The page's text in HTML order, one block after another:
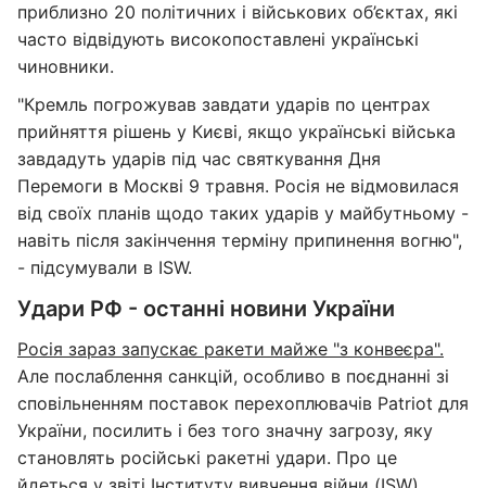
приблизно 20 політичних і військових об’єктах, які
часто відвідують високопоставлені українські
чиновники.
"Кремль погрожував завдати ударів по центрах
прийняття рішень у Києві, якщо українські війська
завдадуть ударів під час святкування Дня
Перемоги в Москві 9 травня. Росія не відмовилася
від своїх планів щодо таких ударів у майбутньому -
навіть після закінчення терміну припинення вогню",
- підсумували в ISW.
Удари РФ - останні новини України
Росія зараз запускає ракети майже "з конвеєра".
Але послаблення санкцій, особливо в поєднанні зі
сповільненням поставок перехоплювачів Patriot для
України, посилить і без того значну загрозу, яку
становлять російські ракетні удари. Про це